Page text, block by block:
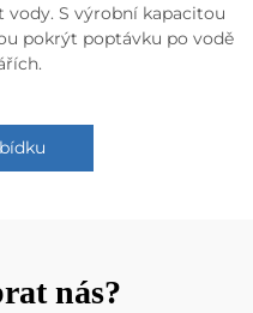
vody. S výrobní kapacitou
pokrýt poptávku po vodě
nás?